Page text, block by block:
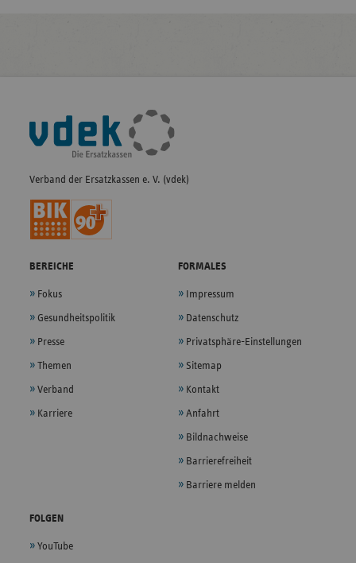
Fußleisten-
Navigation
Verband der Ersatzkassen e. V. (vdek)
BEREICHE
Fokus
Gesundheitspolitik
Presse
Themen
Verband
Karriere
FORMALES
Impressum
Datenschutz
Privatsphäre-Einstellungen
Sitemap
Kontakt
Anfahrt
Bildnachweise
Barrierefreiheit
Barriere melden
FOLGEN
YouTube